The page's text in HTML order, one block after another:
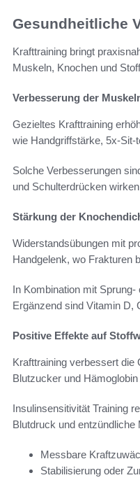
Gesundheitliche
Krafttraining bringt
Muskeln, Knochen und
Verbesserung der
Gezieltes Krafttraining
wie Handgriffstärke, 5x-Sit-
Solche Verbesserungen
und Schulterdrücken
Stärkung der
Widerstandsübungen mit
Handgelenk, wo Frakturen
In Kombination mit
Ergänzend sind Vitamin D,
Positive Effekte auf
Krafttraining verbessert
Blutzucker und Hämoglobin
Insulinsensitivität Training
Blutdruck und
Messbare
Stabilisierung oder